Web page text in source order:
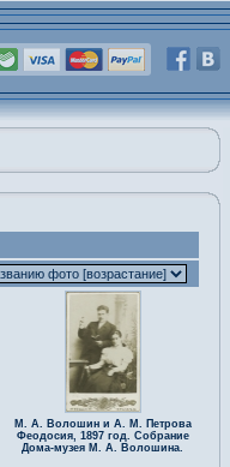
М. А. Волошин и А. М. Петрова
Феодосия, 1897 год. Собрание
Дома-музея М. А. Волошина.